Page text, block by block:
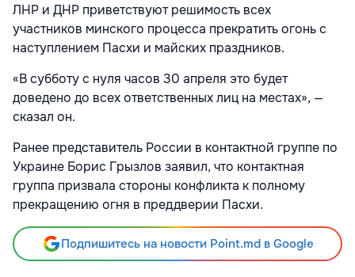
ЛНР и ДНР приветствуют решимость всех
участников минского процесса прекратить огонь с
наступлением Пасхи и майских праздников.
«В субботу с нуля часов 30 апреля это будет
доведено до всех ответственных лиц на местах», —
сказал он.
Ранее представитель России в контактной группе по
Украине Борис Грызлов заявил, что контактная
группа призвала стороны конфликта к полному
прекращению огня в преддверии Пасхи.
Подпишитесь на новости Point.md в Google